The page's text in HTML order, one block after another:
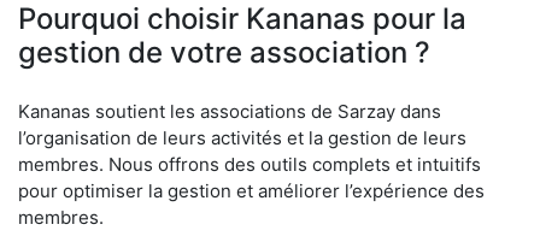
Pourquoi choisir Kananas pour la
gestion de votre association ?
Kananas soutient les associations de Sarzay dans
l’organisation de leurs activités et la gestion de leurs
membres. Nous offrons des outils complets et intuitifs
pour optimiser la gestion et améliorer l’expérience des
membres.